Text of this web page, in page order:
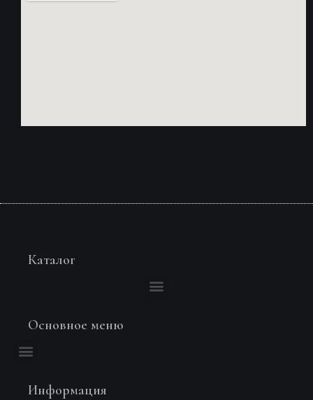
Каталог
Основное меню
Информация